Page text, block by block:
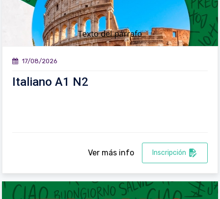
17/08/2026
Italiano A1 N2
Ver más info Inscripción